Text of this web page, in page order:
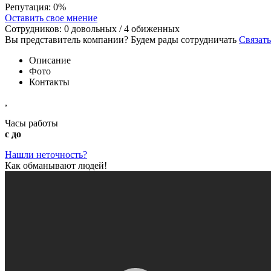
Репутация: 0%
Оставить свое мнение
Сотрудников: 0 довольных /4 обиженных
Вы представитель компании? Будем рады сотрудничать
Описание
Фото
Контакты
,
Часы работы
с до
Нашли неточность?
Как обманывают людей!